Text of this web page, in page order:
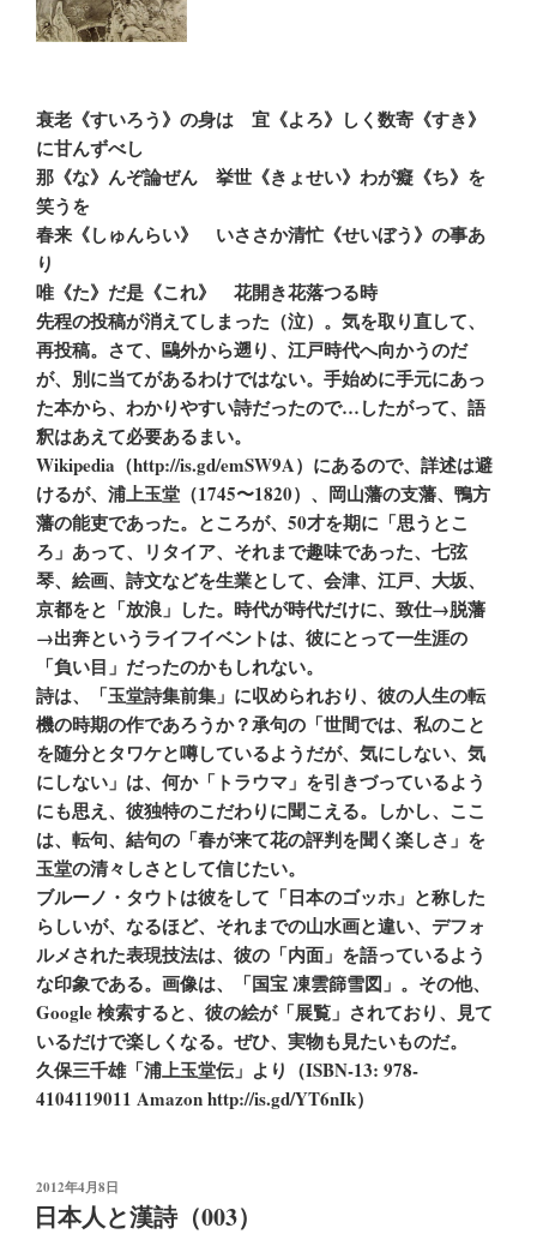
衰老《すいろう》の身は 宜《よろ》しく数寄《すき》
に甘んずべし
那《な》んぞ論ぜん 挙世《きょせい》わが癡《ち》を
笑うを
春来《しゅんらい》 いささか清忙《せいぼう》の事あ
り
唯《た》だ是《これ》 花開き花落つる時
先程の投稿が消えてしまった（泣）。気を取り直して、
再投稿。さて、鷗外から遡り、江戸時代へ向かうのだ
が、別に当てがあるわけではない。手始めに手元にあっ
た本から、わかりやすい詩だったので…したがって、語
釈はあえて必要あるまい。
Wikipedia（http://is.gd/emSW9A）にあるので、詳述は避
けるが、浦上玉堂（1745〜1820）、岡山藩の支藩、鴨方
藩の能吏であった。ところが、50才を期に「思うとこ
ろ」あって、リタイア、それまで趣味であった、七弦
琴、絵画、詩文などを生業として、会津、江戸、大坂、
京都をと「放浪」した。時代が時代だけに、致仕→脱藩
→出奔というライフイベントは、彼にとって一生涯の
「負い目」だったのかもしれない。
詩は、「玉堂詩集前集」に収められおり、彼の人生の転
機の時期の作であろうか？承句の「世間では、私のこと
を随分とタワケと噂しているようだが、気にしない、気
にしない」は、何か「トラウマ」を引きづっているよう
にも思え、彼独特のこだわりに聞こえる。しかし、ここ
は、転句、結句の「春が来て花の評判を聞く楽しさ」を
玉堂の清々しさとして信じたい。
ブルーノ・タウトは彼をして「日本のゴッホ」と称した
らしいが、なるほど、それまでの山水画と違い、デフォ
ルメされた表現技法は、彼の「内面」を語っているよう
な印象である。画像は、「国宝 凍雲篩雪図」。その他、
Google 検索すると、彼の絵が「展覧」されており、見て
いるだけで楽しくなる。ぜひ、実物も見たいものだ。
久保三千雄「浦上玉堂伝」より（ISBN-13: 978-
4104119011 Amazon http://is.gd/YT6nIk）
投
稿
日:
2012年4月8日
日本人と漢詩（003）